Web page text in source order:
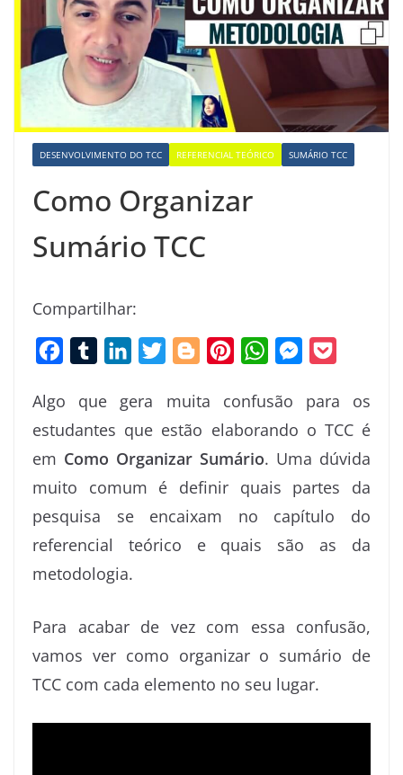
DESENVOLVIMENTO DO TCC REFERENCIAL TEÓRICO SUMÁRIO TCC
Como Organizar
Sumário TCC
Compartilhar:
c
e
b
o
o
k
m
b
l
r
n
k
e
d
I
n
i
t
t
e
r
o
g
g
e
r
n
t
e
e
s
W
a
t
A
p
M
s
s
e
n
g
e
c
k
e
t
Algo que gera muita confusão para os
estudantes que estão elaborando o TCC é
em Como Organizar Sumário. Uma dúvida
muito comum é definir quais partes da
pesquisa se encaixam no capítulo do
referencial teórico e quais são as da
metodologia.
Para acabar de vez com essa confusão,
vamos ver como organizar o sumário de
TCC com cada elemento no seu lugar.